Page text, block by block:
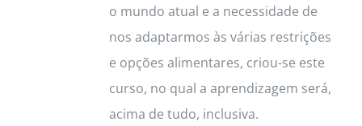
o mundo atual e a necessidade de
nos adaptarmos às várias restrições
e opções alimentares, criou-se este
curso, no qual a aprendizagem será,
acima de tudo, inclusiva.